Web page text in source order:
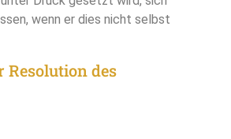
wenn er dies nicht selbst
Resolution des